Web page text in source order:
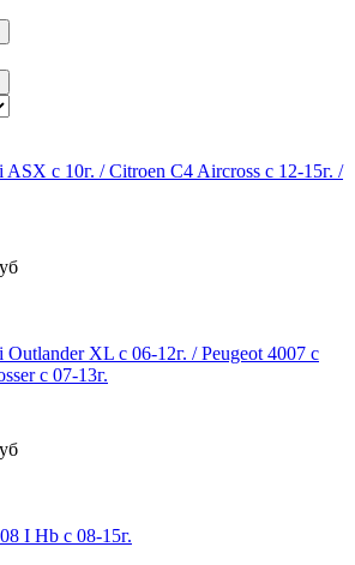
с 10г. / Citroen C4 Aircross с 12-15г. /
XL с 06-12г. / Peugeot 4007 с
с 07-13г.
I Hb с 08-15г.